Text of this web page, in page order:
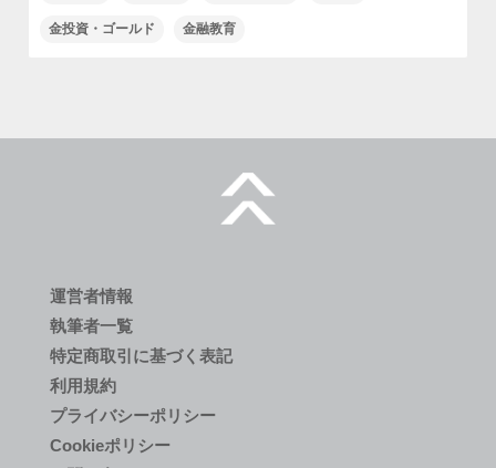
金投資・ゴールド 金融教育
運営者情報
執筆者一覧
特定商取引に基づく表記
利用規約
プライバシーポリシー
Cookieポリシー